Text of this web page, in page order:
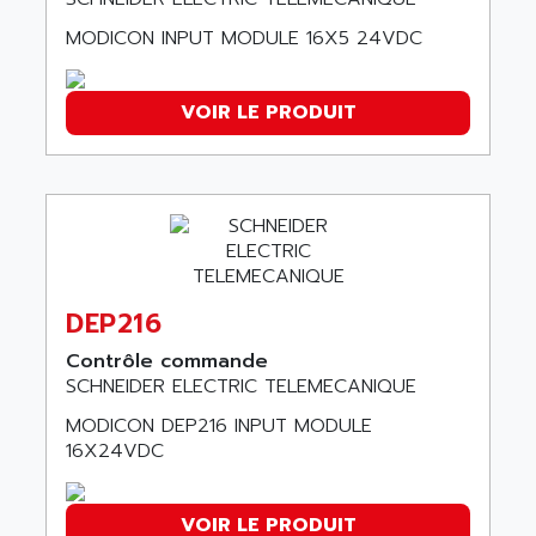
15N
SMC500
SERVO MOTOR
PERMANENT MAGNET MOTOR
BPH
MASAP
BSM SERIE
SIMODRIVE 610
ACER
ACERIME
ACI ALPHANUMERIQUE
ACIM JOUANIN
ACINDUCTO
ACOMEL
ACOOL
ACOPIAN
ACOPOS
ACROMAG
MODICON INPUT MODULE 16X5 24VDC
VOIR LE PRODUIT
DEP216
Contrôle commande
SCHNEIDER ELECTRIC TELEMECANIQUE
MODICON DEP216 INPUT MODULE
16X24VDC
VOIR LE PRODUIT